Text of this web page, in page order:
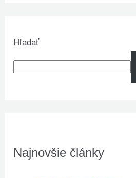
Hľadať
Najnovšie články